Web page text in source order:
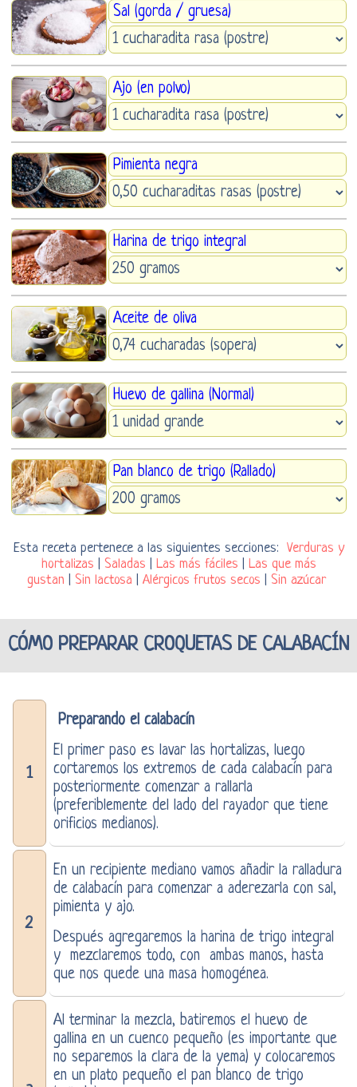
Sal (gorda / gruesa)
Ajo (en polvo)
Pimienta negra
Harina de trigo integral
Aceite de oliva
Huevo de gallina (Normal)
Pan blanco de trigo (Rallado)
Esta receta pertenece a las siguientes secciones: Verduras y
hortalizas
Saladas Las más fáciles
Las que más
gustan
Sin lactosa Alérgicos frutos secos Sin azúcar
CÓMO PREPARAR CROQUETAS DE CALABACÍN
1
Preparando el calabacín
El primer paso es lavar las hortalizas, luego
cortaremos los extremos de cada calabacín para
posteriormente comenzar a rallarla
(preferiblemente del lado del rayador que tiene
orificios medianos).
2
En un recipiente mediano vamos añadir la ralladura
de calabacín para comenzar a aderezarla con sal,
pimienta y ajo.
Después agregaremos la harina de trigo integral
y mezclaremos todo, con ambas manos, hasta
que nos quede una masa homogénea.
Al terminar la mezcla, batiremos el huevo de
gallina en un cuenco pequeño (es importante que
no separemos la clara de la yema) y colocaremos
en un plato pequeño el pan blanco de trigo